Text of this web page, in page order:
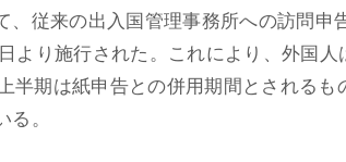
従来の出入国管理事務所への訪問申
より施行された。これにより、外国
半期は紙申告との併用期間とされる
。